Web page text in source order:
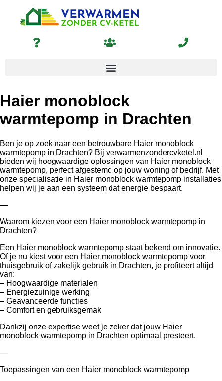
Haier monoblock
warmtepomp in Drachten
Ben je op zoek naar een betrouwbare Haier monoblock
warmtepomp in Drachten? Bij verwarmenzondercvketel.nl
bieden wij hoogwaardige oplossingen van Haier monoblock
warmtepomp, perfect afgestemd op jouw woning of bedrijf. Met
onze specialisatie in Haier monoblock warmtepomp installaties
helpen wij je aan een systeem dat energie bespaart.
—
Waarom kiezen voor een Haier monoblock warmtepomp in
Drachten?
Een Haier monoblock warmtepomp staat bekend om innovatie.
Of je nu kiest voor een Haier monoblock warmtepomp voor
thuisgebruik of zakelijk gebruik in Drachten, je profiteert altijd
van:
– Hoogwaardige materialen
– Energiezuinige werking
– Geavanceerde functies
– Comfort en gebruiksgemak
Dankzij onze expertise weet je zeker dat jouw Haier
monoblock warmtepomp in Drachten optimaal presteert.
—
Toepassingen van een Haier monoblock warmtepomp